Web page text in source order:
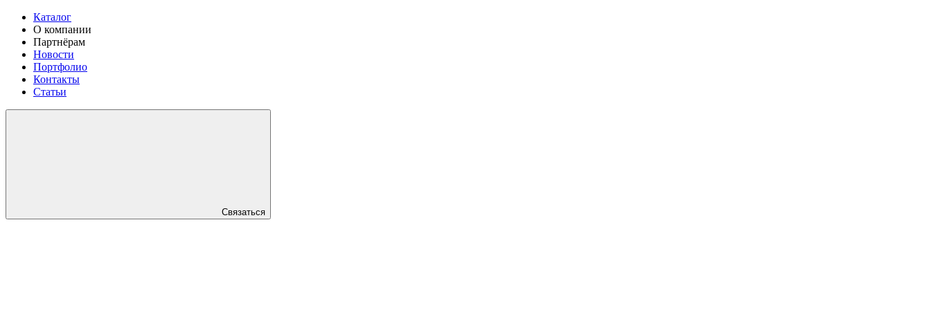
Каталог
О компании
Партнёрам
Новости
Портфолио
Контакты
Статьи
Связаться